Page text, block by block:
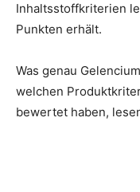
Inhaltsstoffkriterien
Punkten erhält.
Was genau
welchen
bewertet haben,